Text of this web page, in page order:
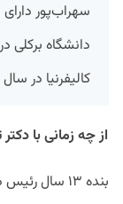
سهراب‌پور
دانشگاه برکلی در
کالیفرنیا در سال ۱۳۵۰ است.
از چه زمانی با